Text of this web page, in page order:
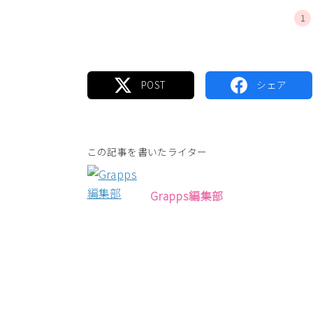
1
この記事を書いたライター
Grapps編集部